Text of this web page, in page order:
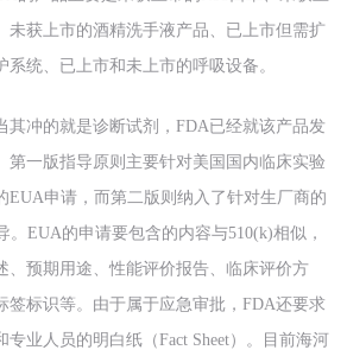
未获上市的酒精洗手液产品、已上市但需扩
系统、已上市和未上市的呼吸设备。
其冲的就是诊断试剂，FDA已经就该产品发
第一版指导原则主要针对美国国内临床实验
EUA申请，而第二版则纳入了针对生厂商的
。EUA的申请要包含的内容与510(k)相似，
、预期用途、性能评价报告、临床评价方
签标识等。由于属于应急审批，FDA还要求
业人员的明白纸（Fact Sheet）。目前海河